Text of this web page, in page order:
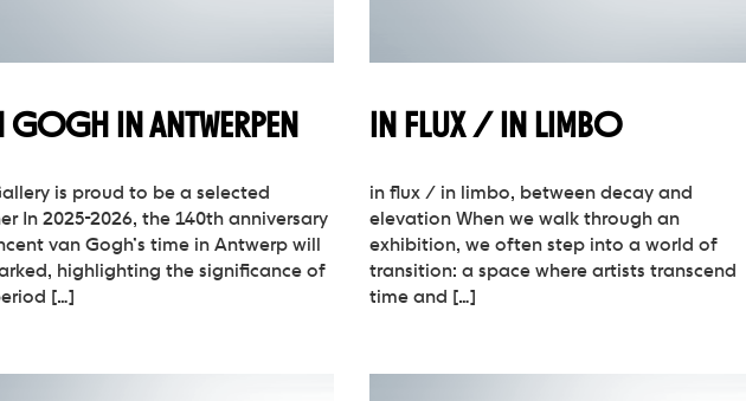
GOGH IN ANTWERPEN
is proud to be a selected
In 2025-2026, the 140th anniversary
van Gogh’s time in Antwerp will
highlighting the significance of
[…]
IN FLUX / IN LIMBO
in flux / in limbo, between decay and
elevation When we walk through an
exhibition, we often step into a world of
transition: a space where artists transcend
time and […]